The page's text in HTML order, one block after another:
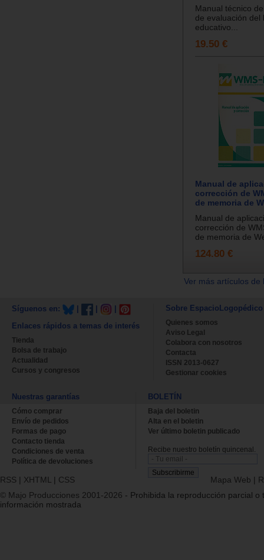
Manual técnico
de evaluación del
educativo...
19.50 €
Manual de
corrección de
de memoria de
Manual de
corrección de
de memoria de
124.80 €
Ver más artículos
Síguenos en:
Enlaces rápidos a temas de interés
Tienda
Bolsa de trabajo
Actualidad
Cursos y congresos
Sobre EspacioLogopédico
Quienes somos
Aviso Legal
Colabora con nosotros
Contacta
ISSN 2013-0627
Gestionar cookies
Nuestras garantías
Cómo comprar
Envío de pedidos
Formas de pago
Contacto tienda
Condiciones de venta
Política de devoluciones
BOLETÍN
Baja del boletin
Alta en el boletin
Ver último boletin publicado
Recibe nuestro boletín quincenal.
RSS | XHTML | CSS Mapa Web |
© Majo Producciones 2001-2026 - Prohibida la reproducción parcial o
información mostrada